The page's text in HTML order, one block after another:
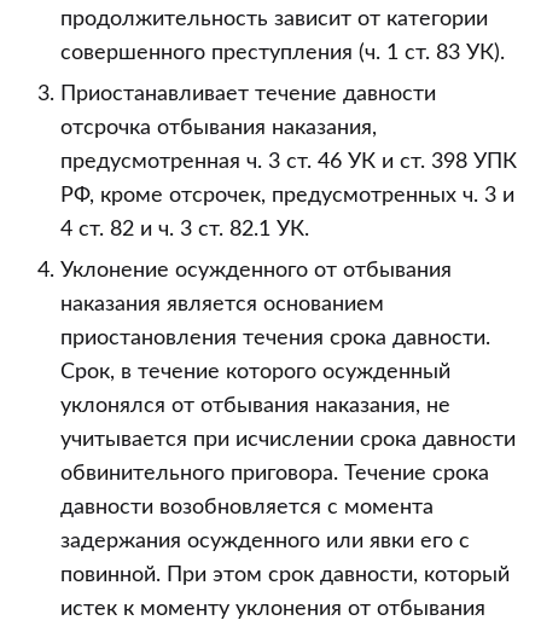
продолжительность зависит от категории
совершенного преступления (ч. 1 ст. 83 УК).
Приостанавливает течение давности
отсрочка отбывания наказания,
предусмотренная ч. 3 ст. 46 УК и ст. 398 УПК
РФ, кроме отсрочек, предусмотренных ч. 3 и
4 ст. 82 и ч. 3 ст. 82.1 УК.
Уклонение осужденного от отбывания
наказания является основанием
приостановления течения срока давности.
Срок, в течение которого осужденный
уклонялся от отбывания наказания, не
учитывается при исчислении срока давности
обвинительного приговора. Течение срока
давности возобновляется с момента
задержания осужденного или явки его с
повинной. При этом срок давности, который
истек к моменту уклонения от отбывания